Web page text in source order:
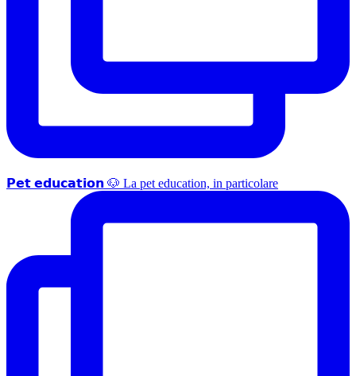
𝗣𝗲𝘁 𝗲𝗱𝘂𝗰𝗮𝘁𝗶𝗼𝗻 🐶 La pet education, in particolare